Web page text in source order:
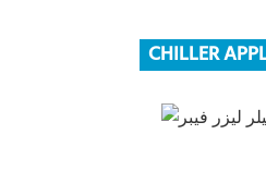
CHILLER